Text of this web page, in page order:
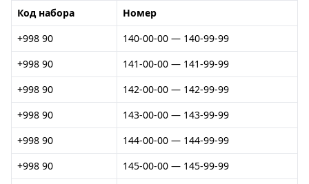
Код набора
Номер
+998 90
140-00-00 — 140-99-99
+998 90
141-00-00 — 141-99-99
+998 90
142-00-00 — 142-99-99
+998 90
143-00-00 — 143-99-99
+998 90
144-00-00 — 144-99-99
+998 90
145-00-00 — 145-99-99